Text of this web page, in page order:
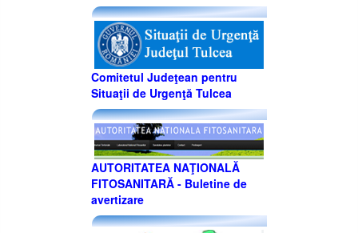
Comitetul Judeţean pentru
Situaţii de Urgenţă Tulcea
AUTORITATEA NAŢIONALĂ
FITOSANITARĂ - Buletine de
avertizare